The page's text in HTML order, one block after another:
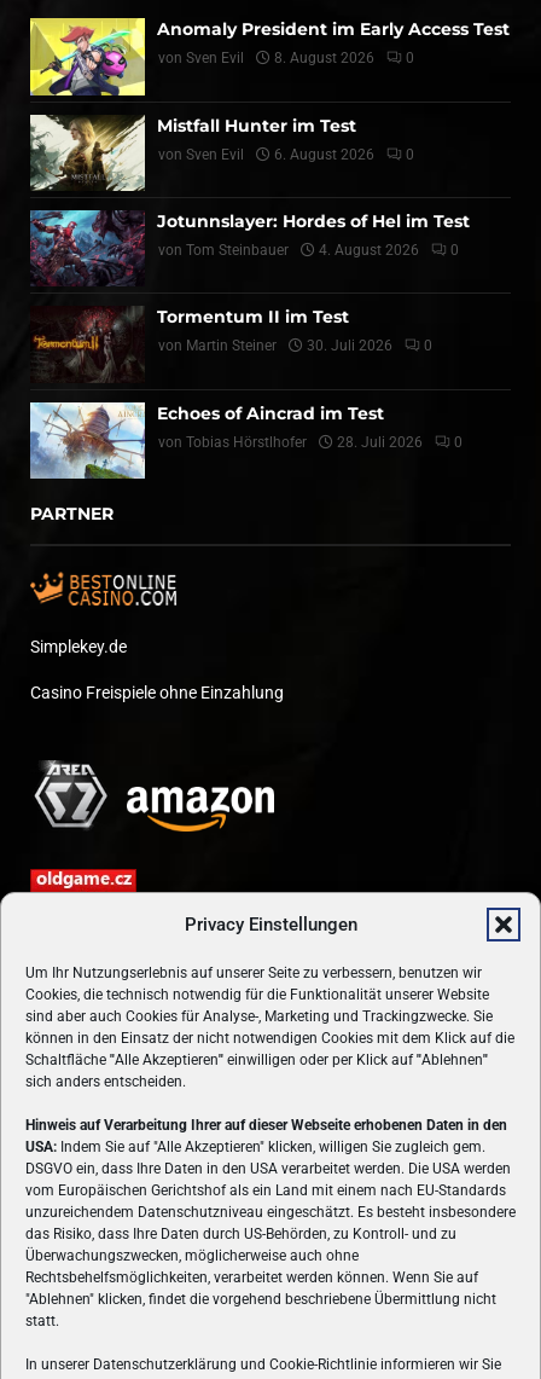
Privacy Einstellungen
Um Ihr Nutzungserlebnis auf unserer Seite zu verbessern, benutzen wir
Cookies, die technisch notwendig für die Funktionalität unserer Website
sind aber auch Cookies für Analyse-, Marketing und Trackingzwecke. Sie
können in den Einsatz der nicht notwendigen Cookies mit dem Klick auf die
Schaltfläche "Alle Akzeptieren" einwilligen oder per Klick auf"Ablehnen"
sich anders entscheiden.
Hinweis auf Verarbeitung Ihrer auf dieser Webseite erhobenen Daten in den
USA: Indem Sie auf "Alle Akzeptieren" klicken, willigen Sie zugleich gem.
DSGVO ein, dass Ihre Daten in den USA verarbeitet werden. Die USA werden
vom Europäischen Gerichtshof als ein Land mit einem nach EU-Standards
unzureichendem Datenschutzniveau eingeschätzt. Es besteht insbesondere
das Risiko, dass Ihre Daten durch US-Behörden, zu Kontroll- und zu
Überwachungszwecken, möglicherweise auch ohne
Rechtsbehelfsmöglichkeiten, verarbeitet werden können. Wenn Sie auf
"Ablehnen" klicken, findet die vorgehend beschriebene Übermittlung nicht
statt.
In unserer Datenschutzerklärung und Cookie-Richtlinie informieren wir Sie
Anomaly President im Early Access Test
von Sven Evil 8. August 2026 0
Mistfall Hunter im Test
von Sven Evil 6. August 2026 0
Jotunnslayer: Hordes of Hel im Test
von Tom Steinbauer 4. August 2026 0
Tormentum II im Test
von Martin Steiner 30. Juli 2026 0
Echoes of Aincrad im Test
von Tobias Hörstlhofer 28. Juli 2026 0
PARTNER
Simplekey.de
Casino Freispiele ohne Einzahlung
ÜBER UNS
VON GAMERN, FÜR GAMER! Gamers.at ist das älteste Online-
Spielemagazin Österreichs und bringt täglich aktuelle News,
Reviews und Videos zu PC- und Konsolenspielen, Gaming-
Hardware und aus der Welt des e-Sport's.